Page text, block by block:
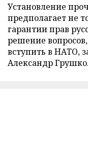
Установление
предполагает не
гарантии прав
решение
вступить в НАТО,
Александр Грушко.